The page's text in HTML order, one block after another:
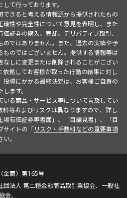
て行っております。
きると考える情報源から提供されたもの
性や完全性について意見を表明し、また
証券の購入、売却、デリバティブ取引、
のではありません。また、過去の実績や予
のではございません。提供する情報等は
しに変更または削除されることがござい
依拠してお客様が取った行動の結果に対し
資にかかる最終決定は、お客様ご自身の
ます。
る商品・サービス等について言及してい
等およびリスクは異なりますので、詳し
場有価証券等書面」、「目論見書」、「目
サイトの「リスク・手数料などの重要事項
。
金商）第165号
団法人 第二種金融商品取引業協会、一般社
会、